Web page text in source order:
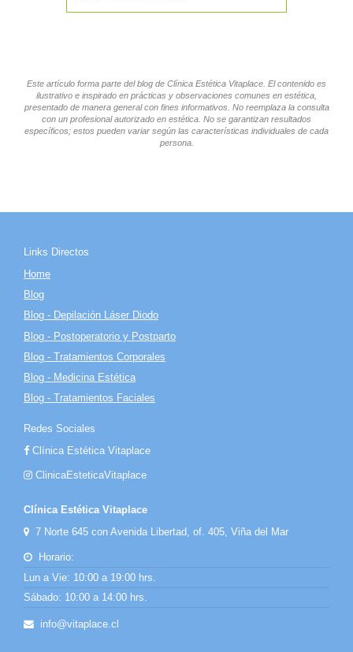
Este artículo forma parte del blog de Clínica Estética Vitaplace. El contenido es
ilustrativo e inspirado en prácticas y observaciones comunes en estética,
presentado de manera general con fines informativos. No reemplaza la consulta
con un profesional autorizado en estética. No se garantizan resultados
específicos; estos pueden variar según las características individuales de cada
persona.
Links Directos
Home
Blog
Blog - Depilación Láser Diodo
Blog - Postoperatorio y Postparto
Blog - Tratamientos Corporales
Blog - Medicina Estética
Blog - Tratamientos Faciales
Redes Sociales
Clínica Estética Vitaplace
ClinicaEsteticaVitaplace
Clínica Estética Vitaplace
7 Norte 645 con Avenida Libertad, of. 405, Viña del Mar
Horario:
Lun a Vie: 10:00 a 19:00 hrs.
Sábado: 10:00 a 14:00 hrs.
info@vitaplace.cl